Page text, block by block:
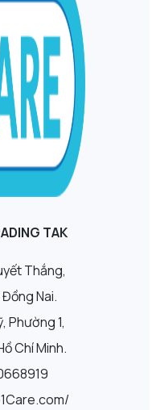
TAK
Thắng,
Nai.
Phường 1,
Chí Minh.